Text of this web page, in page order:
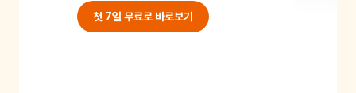
첫 7일 무료로 바로보기